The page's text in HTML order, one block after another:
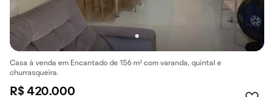
Casa à venda em Encantado de 156 m² com varanda, quintal e
churrasqueira.
R$ 420.000